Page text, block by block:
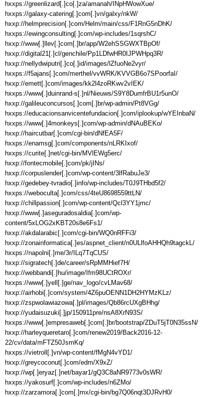
hxxps://greenlizard[.]co[.]za/amanah/INpHWowXue/
hxxps://galaxy-catering[.]com[.]vn/galxy/nkW/
hxxp://helmprecision[.]com/Helm/main/css/F1RnG5nDhK/
hxxps://ewingconsulting[.]com/wp-includes/1sqrshC/
hxxp://www[.]llev[.]com[.]br/app/W2ehSSGWXTBpOf/
hxxp://digital21[.]cl/genchile/Pp1LDfwHR0IJPWHpq3R/
hxxp://nellydwiputri[.]co[.]id/images/lZfuoNe2vyr/
hxxps://f5ajans[.]com/merthel/vvWRK/KVVGB6o7SPoorfaI/
hxxp://emett[.]com/images/kk2l4zoRKwv2vIEK/
hxxps://www[.]duinrand-s[.]nl/Nieuws/S9Y8DumfrBU1r5unO/
hxxp://galileuconcursos[.]com[.]br/wp-admin/Pt8VGg/
hxxps://educacionsanvicentefundacion[.]com/iplookup/wYEInbaN/
hxxps://www[.]4monkeys[.]com/wp-admin/dNAuBEKo/
hxxp://haircutbar[.]com/cgi-bin/dNfEA5F/
hxxps://enamsg[.]com/components/nLRKIxof/
hxxps://curite[.]net/cgi-bin/MVlEWg5erc/
hxxp://fontecmobile[.]com/pk/jINs/
hxxp://corpuslender[.]com/wp-content/3lfRabuJe3/
hxxp://gedebey-tvradio[.]info/wp-includes/T0J9THbd5f2/
hxxps://weboculta[.]com/css/4teU8698559ttLN/
hxxp://chillpassion[.]com/wp-content/Qcl3YY1jmc/
hxxp://www[.]aseguradosaldia[.]com/wp-
content/5xLOG2xKBT20s8e6Fs1/
hxxp://akdalarabic[.]com/cgi-bin/WQ0nRFFi3/
hxxp://zonainformatica[.]es/aspnet_client/n0ULlfoAHHQh9tagckL/
hxxps://napolni[.]me/3r/ILq7TqCUS/
hxxp://sigratech[.]de/career/sRpMMHief7H/
hxxp://webbandi[.]hu/image/Ifm98UCtROXr/
hxxps://www[.]yell[.]ge/nav_logo/cvLMav68/
hxxp://airhobi[.]com/system/4Z6puOENN1DH2HYMzKLz/
hxxp://zspwolawiazowa[.]pl/images/Qb86rcUXgBHhg/
hxxp://yudaisuzuki[.]jp/150911pre/nsA8XrN93S/
hxxps://www[.]empresaweb[.]com[.]br/bootstrap/ZDuT5jT0N35ssN/
hxxp://harleyqueretaro[.]com/renew2019/Back2016-12-
22/cv/data/mFTZ50JsmKq/
hxxps://vietroll[.]vn/wp-content/fMgN4vYD1/
hxxp://greycoconut[.]com/edm/X9xZ/
hxxp://wp[.]eryaz[.]net/bayar1/gQ3C8aNR9773v0sWR/
hxxps://yakosurf[.]com/wp-includes/n6ZMo/
hxxp://zarzamora[.]com[.]mx/cgi-bin/bg7Q06nqt3DJRvH0/